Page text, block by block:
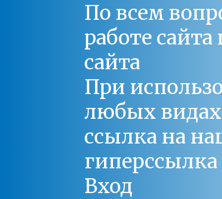
По всем
работе
сайта
При
любых
ссылка на
Вход